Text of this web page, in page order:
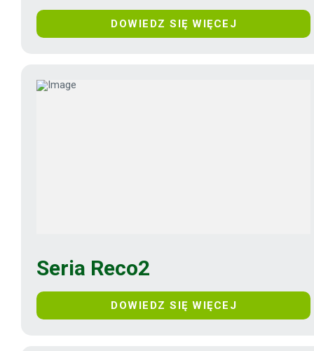
DOWIEDZ SIĘ WIĘCEJ
Seria Reco2
DOWIEDZ SIĘ WIĘCEJ